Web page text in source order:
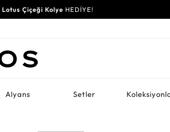
Lotus Çiçeği Kolye HEDİYE!
Alyans Setler